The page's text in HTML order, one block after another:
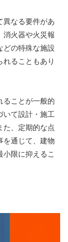
異なる要件があ
消火器や火災報
どの特殊な施設
れることもあり
ることが一般的
いて設計・施工
た、定期的な点
を通じて、建物
限に抑えるこ